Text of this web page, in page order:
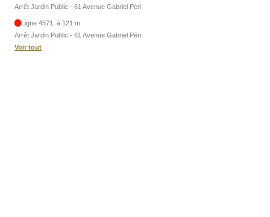
Arrêt Jardin Public - 61 Avenue Gabriel Péri
Ligne 4571, à 121 m
Arrêt Jardin Public - 61 Avenue Gabriel Péri
Voir tout